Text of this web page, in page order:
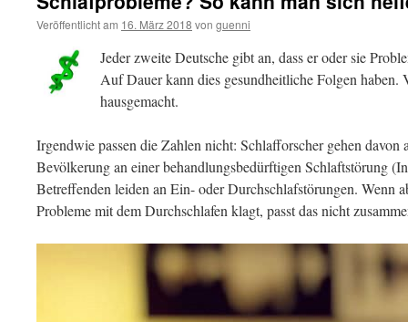
Veröffentlicht am 16. März 2018 von guenni
Jeder zweite Deutsche gibt an, dass er oder sie
Auf Dauer kann dies gesundheitliche Folgen haben.
hausgemacht.
Irgendwie passen die Zahlen nicht: Schlafforscher gehen davon
Bevölkerung an einer behandlungsbedürftigen Schlaftstörung
Betreffenden leiden an Ein- oder Durchschlafstörungen. Wenn
Probleme mit dem Durchschlafen klagt, passt das nicht